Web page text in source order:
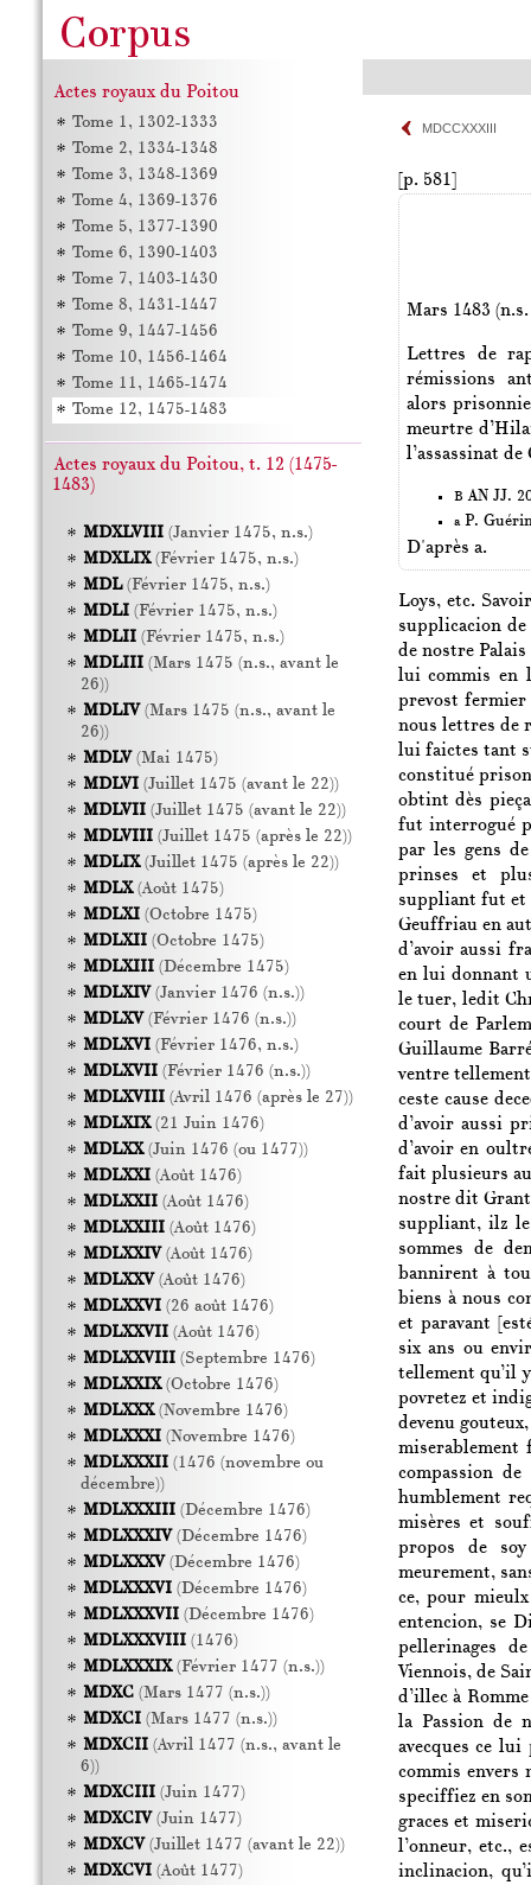
MDCCXXXIII
[p. 581]
Mars 1483
Lettres de
rémissions
alors
meurtre
l’assassinat
B AN JJ.
aP.
D'après a.
Loys, etc.
supplicacion
de nostre
lui commis en
prevost fermier
nous lettres de
lui faictes tant
constitué
obtint dès
fut interrogué
par les gens
prinses et
suppliant fut et
Geuffriau en
d’avoir aussi
en lui donnant
le tuer, ledit
court de
Guillaume
ventre
ceste cause
d’avoir aussi
d’avoir en
fait plusieurs
nostre dit
suppliant, ilz le
sommes de
bannirent à
biens à nous
et paravant
six ans ou
tellement qu’il
povretez et
devenu
compassion
humblement
misères et
propos de
meurement,
ce, pour
entencion, se
pellerinages
Viennois, de
d’illec à
la Passion de
avecques ce
commis envers
speciffiez en
graces et
l’onneur, etc.,
inclinacion,
Actes royaux du Poitou
Tome 1, 1302-1333
Tome 2, 1334-1348
Tome 3, 1348-1369
Tome 4, 1369-1376
Tome 5, 1377-1390
Tome 6, 1390-1403
Tome 7, 1403-1430
Tome 8, 1431-1447
Tome 9, 1447-1456
Tome 10, 1456-1464
Tome 11, 1465-1474
Tome 12, 1475-1483
Actes royaux du Poitou, t. 12 (1475-
1483)
MDXLVIII(Janvier 1475, n.s.)
MDXLIX(Février 1475, n.s.)
MDL(Février 1475, n.s.)
MDLI(Février 1475, n.s.)
MDLII(Février 1475, n.s.)
MDLIII(Mars 1475 (n.s., avant le
26))
MDLIV(Mars 1475 (n.s., avant le
26))
MDLV(Mai 1475)
MDLVI(Juillet 1475 (avant le 22))
MDLVII(Juillet 1475 (avant le 22))
MDLVIII(Juillet 1475 (après le 22))
MDLIX(Juillet 1475 (après le 22))
MDLX(Août 1475)
MDLXI(Octobre 1475)
MDLXII(Octobre 1475)
MDLXIII(Décembre 1475)
MDLXIV(Janvier 1476 (n.s.))
MDLXV(Février 1476 (n.s.))
MDLXVI(Février 1476, n.s.)
MDLXVII(Février 1476 (n.s.))
MDLXVIII(Avril 1476 (après le 27))
MDLXIX(21 Juin 1476)
MDLXX(Juin 1476 (ou 1477))
MDLXXI(Août 1476)
MDLXXII(Août 1476)
MDLXXIII(Août 1476)
MDLXXIV(Août 1476)
MDLXXV(Août 1476)
MDLXXVI(26 août 1476)
MDLXXVII(Août 1476)
MDLXXVIII(Septembre 1476)
MDLXXIX(Octobre 1476)
MDLXXX(Novembre 1476)
MDLXXXI(Novembre 1476)
MDLXXXII(1476 (novembre ou
décembre))
MDLXXXIII(Décembre 1476)
MDLXXXIV(Décembre 1476)
MDLXXXV(Décembre 1476)
MDLXXXVI(Décembre 1476)
MDLXXXVII(Décembre 1476)
MDLXXXVIII(1476)
MDLXXXIX(Février 1477 (n.s.))
MDXC(Mars 1477 (n.s.))
MDXCI(Mars 1477 (n.s.))
MDXCII(Avril 1477 (n.s., avant le
6))
MDXCIII(Juin 1477)
MDXCIV(Juin 1477)
MDXCV(Juillet 1477 (avant le 22))
MDXCVI(Août 1477)